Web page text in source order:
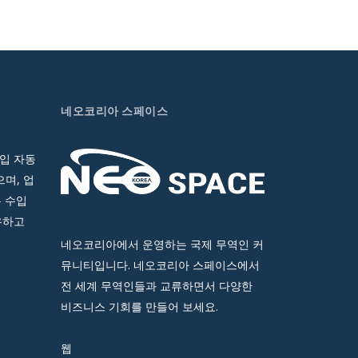
자동
며, 업
수입
고
네오코리아 스페이스
네오코리아에서 운영하는 국제 무역인 커
뮤니티입니다. 네오코리아 스페이스에서
전 세계 무역인들과 교류하면서 다양한
비즈니스 기회를 만들어 보세요.
웹